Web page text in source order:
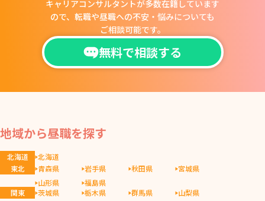
キャリアコンサルタントが多数在籍しています
ので、 転職や昼職への不安・悩みについても
ご相談可能です。
無料で相談する
地域から昼職を探す
北海道
北海道
東北
青森県 岩手県 秋田県
宮城県
山形県
福島県
関東
茨城県 栃木県 群馬県
山梨県